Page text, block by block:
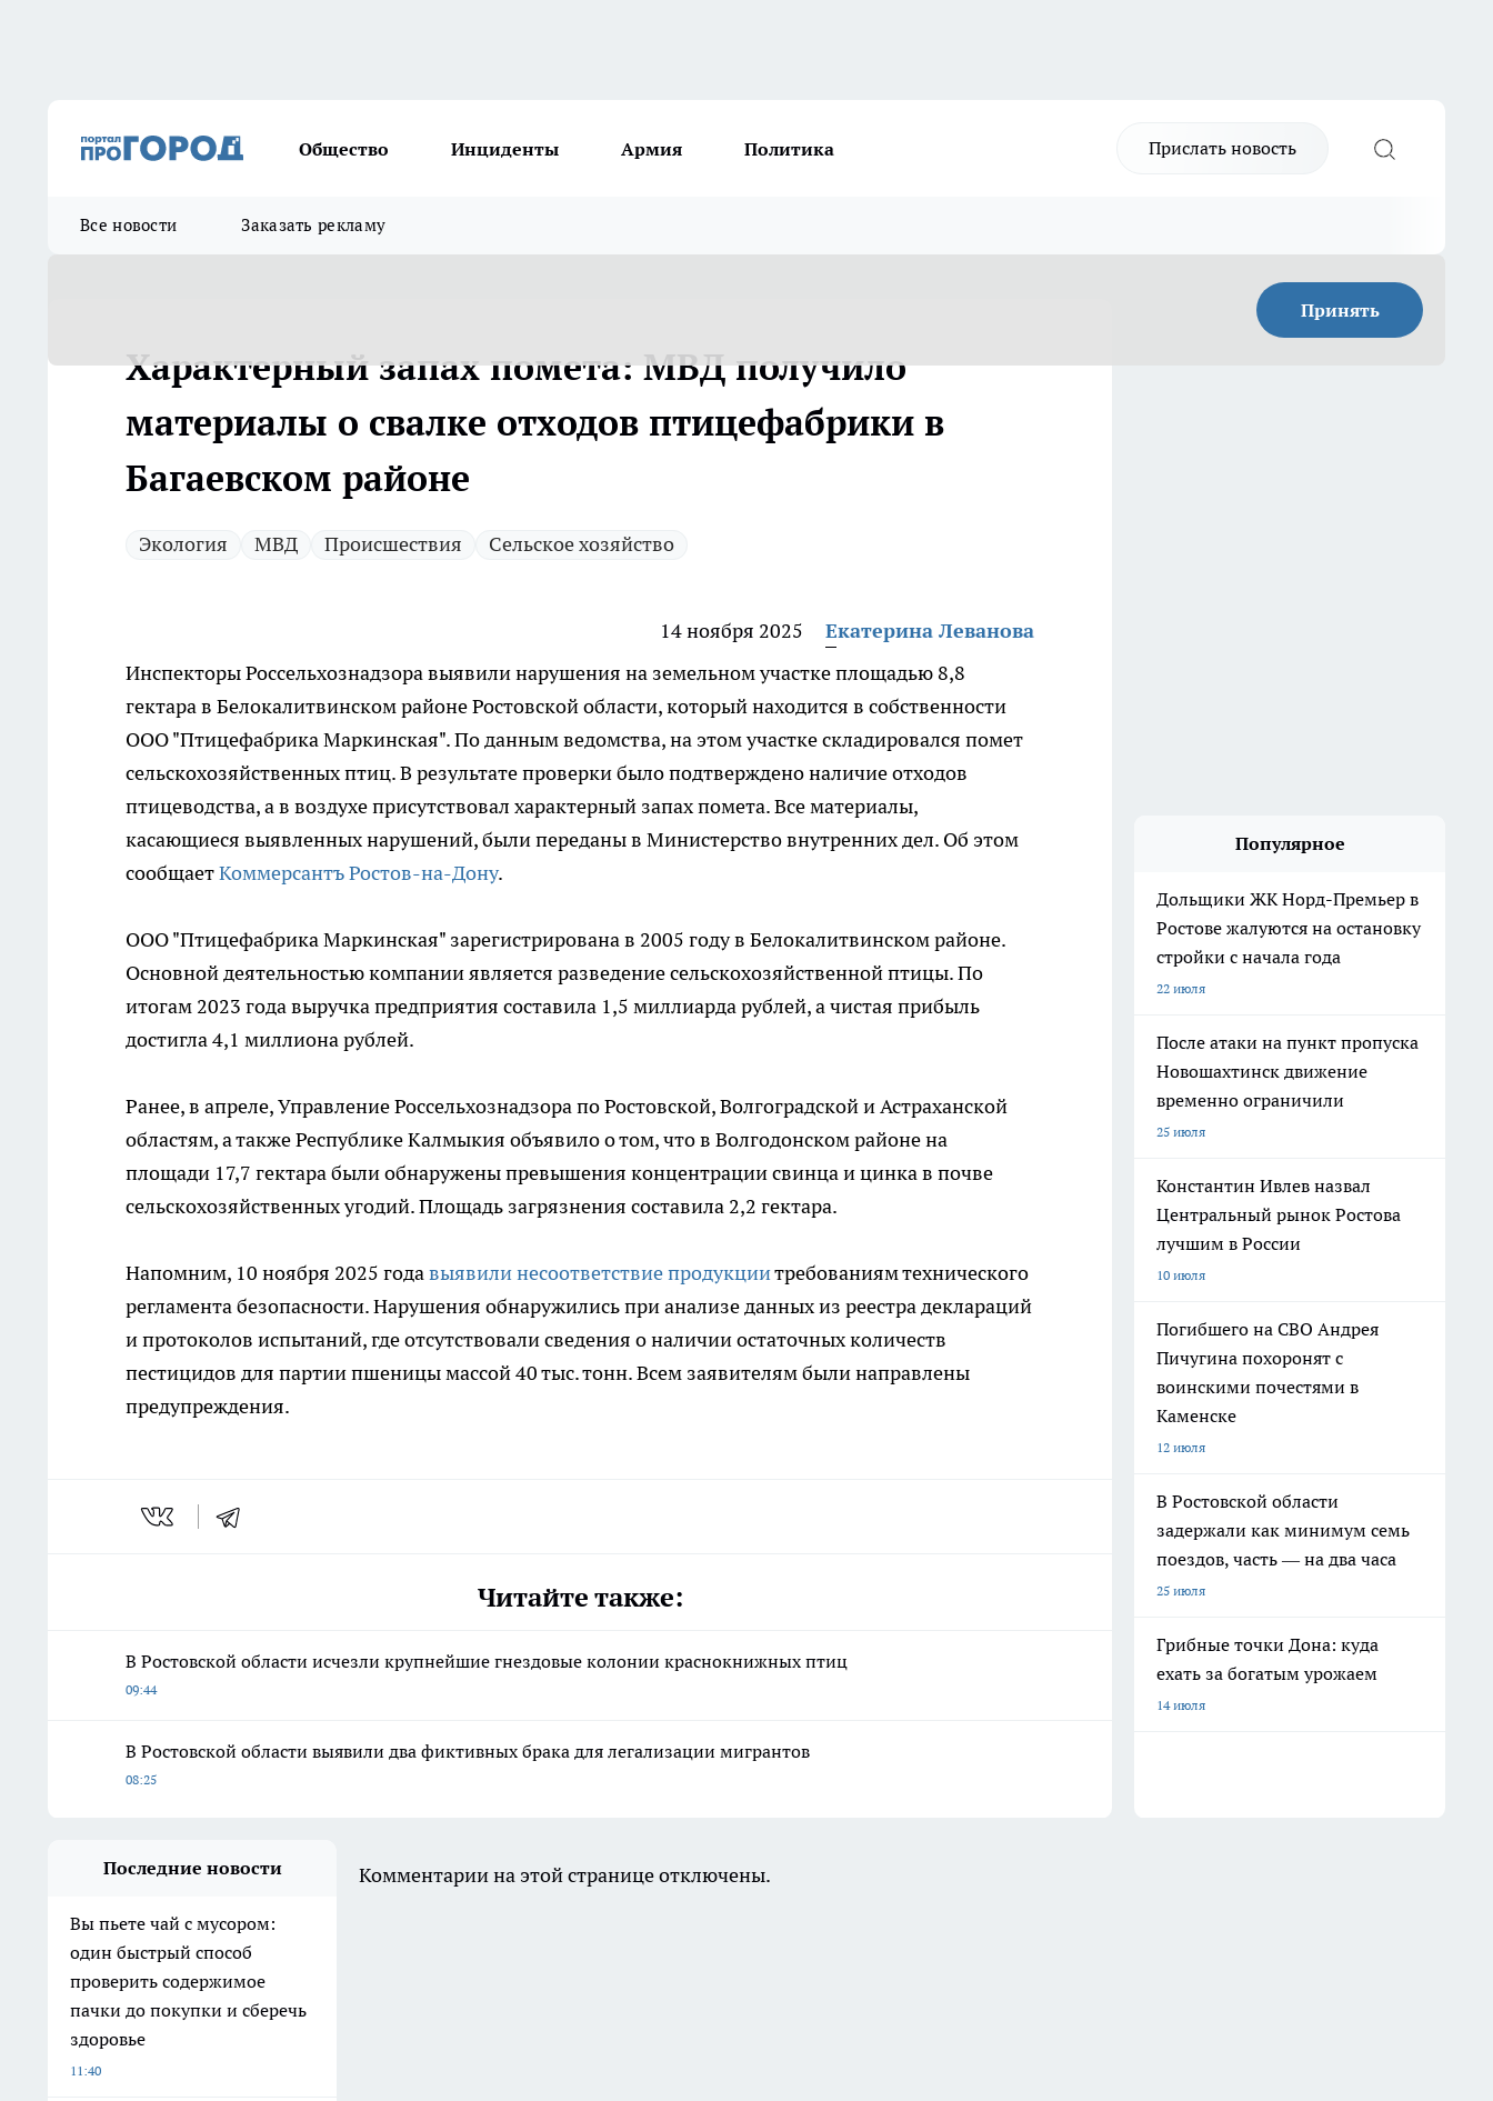
Общество Инциденты Армия Политика Прислать новость
Все новости Заказать рекламу
Принять
Характерный запах помета: МВД получило
материалы о свалке отходов птицефабрики в
Багаевском районе
Экология МВД Происшествия Сельское хозяйство
14 ноября 2025
Екатерина Леванова
Инспекторы Россельхознадзора выявили нарушения на земельном участке площадью 8,8
гектара в Белокалитвинском районе Ростовской области, который находится в собственности
ООО "Птицефабрика Маркинская". По данным ведомства, на этом участке складировался помет
сельскохозяйственных птиц. В результате проверки было подтверждено наличие отходов
птицеводства, а в воздухе присутствовал характерный запах помета. Все материалы,
касающиеся выявленных нарушений, были переданы в Министерство внутренних дел. Об этом
сообщаетКоммерсантъ Ростов-на-Дону.
ООО "Птицефабрика Маркинская" зарегистрирована в 2005 году в Белокалитвинском районе.
Основной деятельностью компании является разведение сельскохозяйственной птицы. По
итогам 2023 года выручка предприятия составила 1,5 миллиарда рублей, а чистая прибыль
достигла 4,1 миллиона рублей.
Ранее, в апреле, Управление Россельхознадзора по Ростовской, Волгоградской и Астраханской
областям, а также Республике Калмыкия объявило о том, что в Волгодонском районе на
площади 17,7 гектара были обнаружены превышения концентрации свинца и цинка в почве
сельскохозяйственных угодий. Площадь загрязнения составила 2,2 гектара.
Напомним, 10 ноября 2025 годавыявили несоответствие продукциитребованиям технического
регламента безопасности. Нарушения обнаружились при анализе данных из реестра деклараций
и протоколов испытаний, где отсутствовали сведения о наличии остаточных количеств
пестицидов для партии пшеницы массой 40 тыс. тонн. Всем заявителям были направлены
предупреждения.
Читайте также:
В Ростовской области исчезли крупнейшие гнездовые колонии краснокнижных птиц
09:44
В Ростовской области выявили два фиктивных брака для легализации мигрантов
08:25
Популярное
Дольщики ЖК Норд-Премьер в
Ростове жалуются на остановку
стройки с начала года
22 июля
После атаки на пункт пропуска
Новошахтинск движение
временно ограничили
25 июля
Константин Ивлев назвал
Центральный рынок Ростова
лучшим в России
10 июля
Погибшего на СВО Андрея
Пичугина похоронят с
воинскими почестями в
Каменске
12 июля
В Ростовской области
задержали как минимум семь
поездов, часть — на два часа
25 июля
Грибные точки Дона: куда
ехать за богатым урожаем
14 июля
Последние новости
Вы пьете чай с мусором:
один быстрый способ
проверить содержимое
пачки до покупки и сберечь
здоровье
11:40
Комментарии на этой странице отключены.